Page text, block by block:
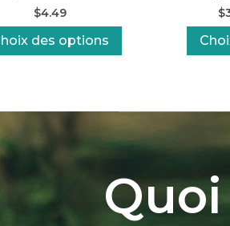
$4.49
des options
$